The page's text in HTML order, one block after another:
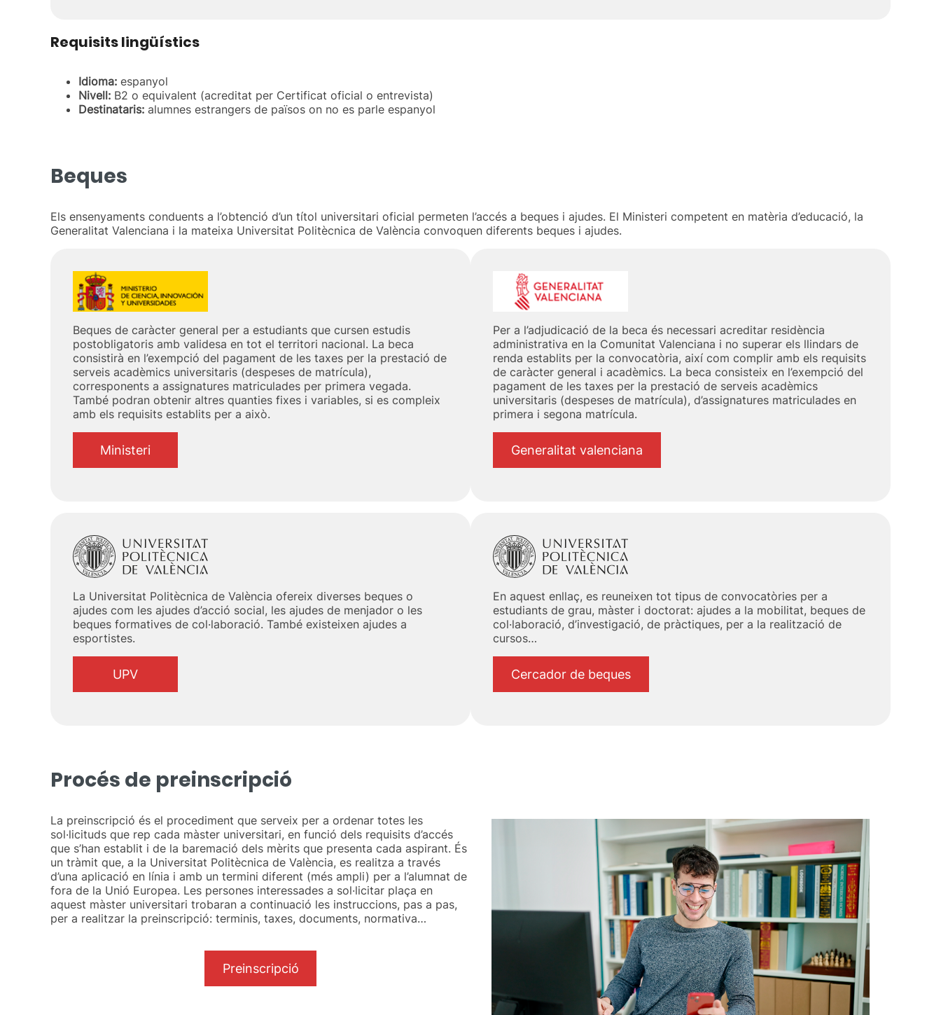
Requisits lingüístics
Idioma: espanyol
Nivell: B2 o equivalent (acreditat per Certificat oficial o entrevista)
Destinataris: alumnes estrangers de països on no es parle espanyol
Beques
Els ensenyaments conduents a l’obtenció d’un títol universitari oficial permeten l’accés a beques i ajudes. El Ministeri competent en matèria d’educació, la
Generalitat Valenciana i la mateixa Universitat Politècnica de València convoquen diferents beques i ajudes.
Beques de caràcter general per a estudiants que cursen estudis
postobligatoris amb validesa en tot el territori nacional. La beca
consistirà en l’exempció del pagament de les taxes per la prestació de
serveis acadèmics universitaris (despeses de matrícula),
corresponents a assignatures matriculades per primera vegada.
També podran obtenir altres quanties fixes i variables, si es compleix
amb els requisits establits per a això.
Ministeri
Per a l’adjudicació de la beca és necessari acreditar residència
administrativa en la Comunitat Valenciana i no superar els llindars de
renda establits per la convocatòria, així com complir amb els requisits
de caràcter general i acadèmics. La beca consisteix en l’exempció del
pagament de les taxes per la prestació de serveis acadèmics
universitaris (despeses de matrícula), d’assignatures matriculades en
primera i segona matrícula.
Generalitat valenciana
La Universitat Politècnica de València ofereix diverses beques o
ajudes com les ajudes d’acció social, les ajudes de menjador o les
beques formatives de col·laboració. També existeixen ajudes a
esportistes.
UPV
En aquest enllaç, es reuneixen tot tipus de convocatòries per a
estudiants de grau, màster i doctorat: ajudes a la mobilitat, beques de
col·laboració, d’investigació, de pràctiques, per a la realització de
cursos…
Cercador de beques
Procés de preinscripció
La preinscripció és el procediment que serveix per a ordenar totes les
sol·licituds que rep cada màster universitari, en funció dels requisits d’accés
que s’han establit i de la baremació dels mèrits que presenta cada aspirant. És
un tràmit que, a la Universitat Politècnica de València, es realitza a través
d’una aplicació en línia i amb un termini diferent (més ampli) per a l’alumnat de
fora de la Unió Europea. Les persones interessades a sol·licitar plaça en
aquest màster universitari trobaran a continuació les instruccions, pas a pas,
per a realitzar la preinscripció: terminis, taxes, documents, normativa…
Preinscripció